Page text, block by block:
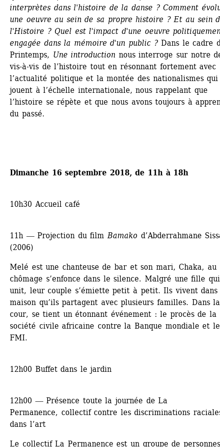
interprètes dans l'histoire de la danse ? Comment
une oeuvre au sein de sa propre histoire ? Et au sein
l'Histoire ? Quel est l'impact d'une oeuvre
engagée dans la mémoire d'un public ?Dans le cadre
Printemps, Une introduction nous interroge sur notre
vis-à-vis de l’histoire tout en résonnant fortement avec
l’actualité politique et la montée des nationalismes qui
jouent à l’échelle internationale, nous rappelant que
l’histoire se répète et que nous avons toujours à
du passé.
Dimanche 16 septembre 2018, de 11h à 18h
10h30 Accueil café
11h ― Projection du film Bamako d’Abderrahmane
(2006)
Melé est une chanteuse de bar et son mari, Chaka, au
chômage s’enfonce dans le silence. Malgré une fille
unit, leur couple s’émiette petit à petit. Ils vivent dans
maison qu’ils partagent avec plusieurs familles. Dans la
cour, se tient un étonnant événement : le procès de la
société civile africaine contre la Banque mondiale et le
FMI.
12h00 Buffet dans le jardin
12h00 ― Présence toute la journée de La
Permanence, collectif contre les discriminations
dans l’art
Le collectif La Permanence est un groupe de personnes